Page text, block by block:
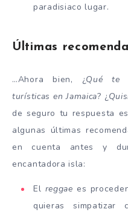
paradisiaco lugar.
Últimas
…Ahora bien, ¿Qué te
turísticas en Jamaica? ¿
de seguro tu respuesta
algunas últimas
en cuenta antes y
encantadora isla:
El reggae es
quieras